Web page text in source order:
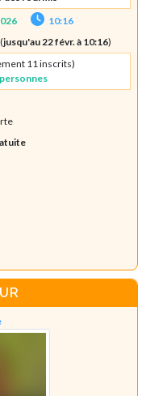
10:16
jusqu'au 22 févr. à 10:16)
11 inscrits)